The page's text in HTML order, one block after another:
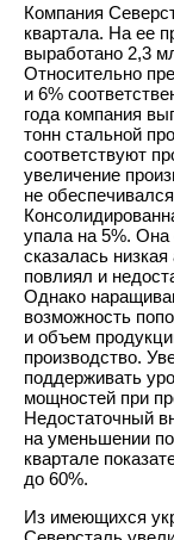
Компания
квартала. На ее
выработано 2,3
Относительно
и 6%
года компания
тонн стальной
соответствуют
увеличение
не
упала на 5%. Она
сказалась
повлиял и
Однако
возможность
и объем
производство.
поддерживать
мощностей при
Недостаточный
на уменьшении
квартале
до 60%.
Из имеющихся